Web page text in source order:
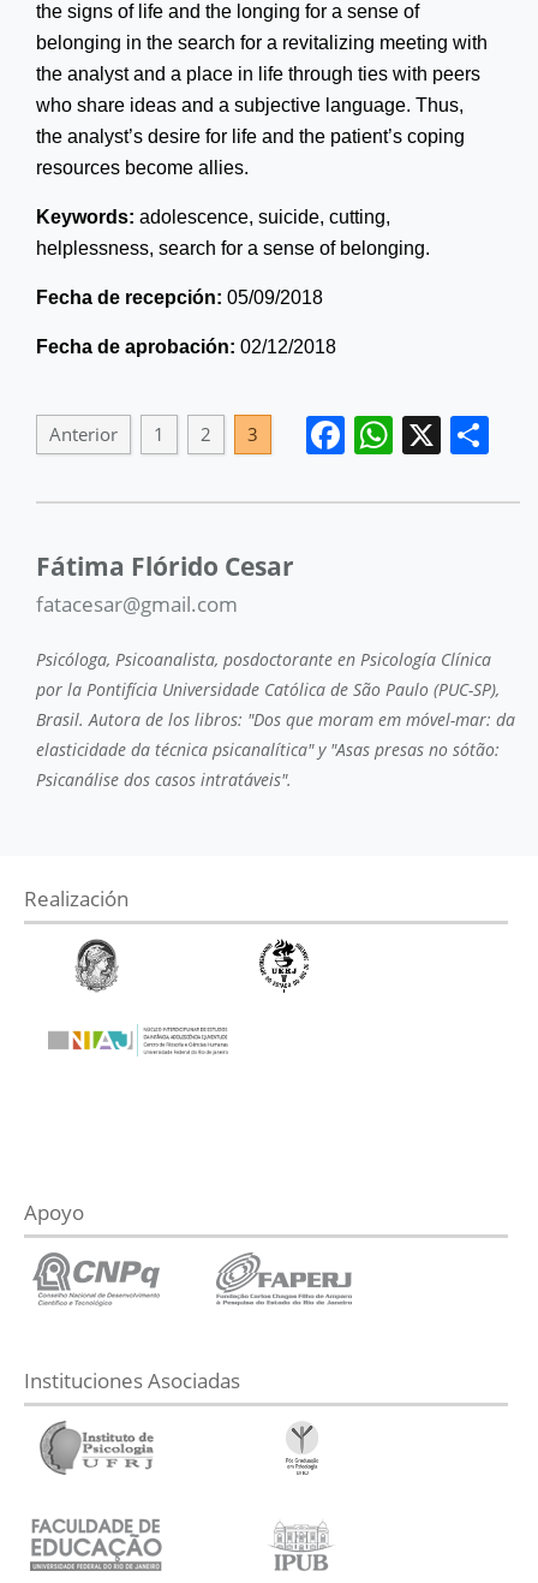
the signs of life and the longing for a sense of
belonging in the search for a revitalizing meeting with
the analyst and a place in life through ties with peers
who share ideas and a subjective language. Thus,
the analyst’s desire for life and the patient’s coping
resources become allies.
Keywords: adolescence, suicide, cutting,
helplessness, search for a sense of belonging.
Fecha de recepción: 05/09/2018
Fecha de aprobación: 02/12/2018
Facebook
X
Anterior 1 2 3
Fátima Flórido Cesar
fatacesar@gmail.com
Psicóloga, Psicoanalista, posdoctorante en Psicología Clínica
por la Pontifícia Universidade Católica de São Paulo (PUC-SP),
Brasil. Autora de los libros: "Dos que moram em móvel-mar: da
elasticidade da técnica psicanalítica" y "Asas presas no sótão:
Psicanálise dos casos intratáveis".
Realización
Apoyo
Instituciones Asociadas